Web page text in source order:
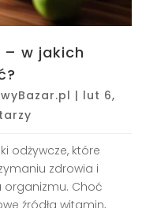
– w jakich
| lut 6,
odżywcze, które
zdrowia i
organizmu. Choć
źródła witamin,